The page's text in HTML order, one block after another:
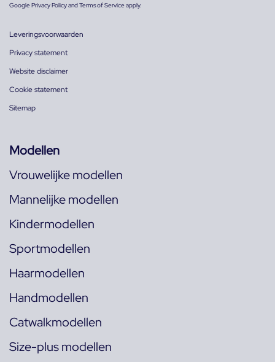
GooglePrivacy PolicyandTerms of Serviceapply.
Leveringsvoorwaarden
Privacy statement
Website disclaimer
Cookie statement
Sitemap
Modellen
Vrouwelijke modellen
Mannelijke modellen
Kindermodellen
Sportmodellen
Haarmodellen
Handmodellen
Catwalkmodellen
Size-plus modellen